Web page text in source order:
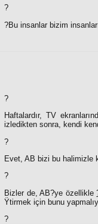
?
?Bu insanlar bizim
?
Haftalardır, TV
izledikten sonra, kendi
?
Evet, AB bizi bu halimizle
?
Bizler de, AB?ye özellikle
Ÿtirmek için bunu
?